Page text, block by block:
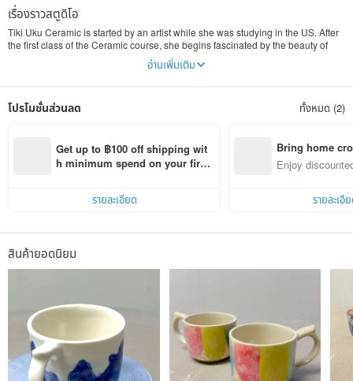
เรื่องราวสตูดิโอ
Tiki Uku Ceramic is started by an artist while she was studying in the US. After
the first class of the Ceramic course, she begins fascinated by the beauty of
ceramic. After getting a Minor degree in ceramic art, she returns to Hong Kong
and starts up Tiki Uku Ceramic studio. The goal is trying to merge the creativity
glaze and food safe. We also included 24K Gold Luster in some of our
อ่านเพิ่มเติม
โปรโมชั่นส่วนลด ทั้งหมด (2)
Get up to ฿100 off shipping wit
h minimum spend on your first
รายละเอียด
Bring home
n with ease
Enjoy
รายละเอี
สินค้ายอดนิยม